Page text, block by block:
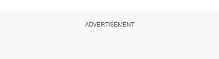
ADVERTISEMENT